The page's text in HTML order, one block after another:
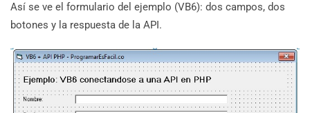
Así se ve el formulario del ejemplo (VB6): dos campos, dos
botones y la respuesta de la API.